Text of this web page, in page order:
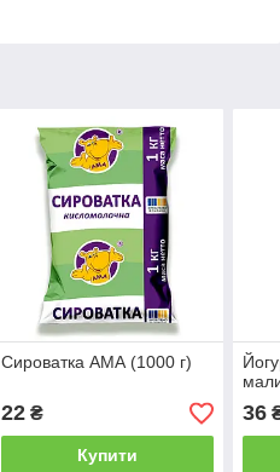
Сироватка АМА (1000 г)
22₴
Купити
36